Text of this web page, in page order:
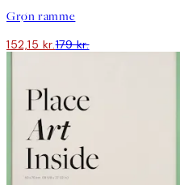
Grøn ramme
152,15 kr.179 kr.